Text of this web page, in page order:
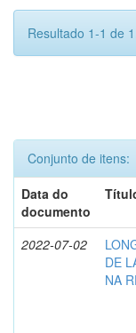
Resultado 1-1 de
Conjunto de itens:
Data do
documento
2022-07-02
DE
NA